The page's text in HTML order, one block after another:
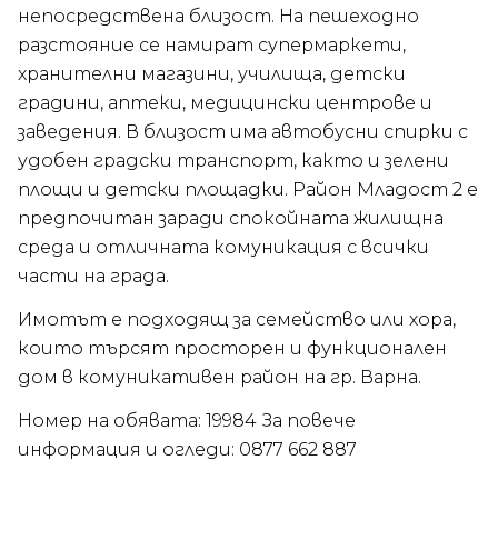
непосредствена близост. На пешеходно
разстояние се намират супермаркети,
хранителни магазини, училища, детски
градини, аптеки, медицински центрове и
заведения. В близост има автобусни спирки с
удобен градски транспорт, както и зелени
площи и детски площадки. Район Младост 2 е
предпочитан заради спокойната жилищна
среда и отличната комуникация с всички
части на града.
Имотът е подходящ за семейство или хора,
които търсят просторен и функционален
дом в комуникативен район на гр. Варна.
Номер на обявата: 19984 За повече
информация и огледи: 0877 662 887